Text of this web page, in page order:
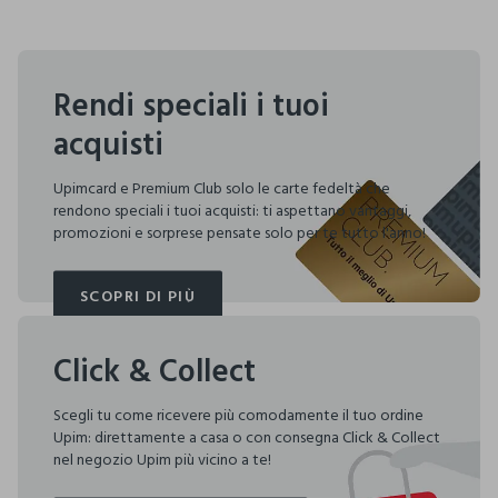
Rendi speciali i tuoi
acquisti
Upimcard e Premium Club solo le carte fedeltà che
rendono speciali i tuoi acquisti: ti aspettano vantaggi,
promozioni e sorprese pensate solo per te tutto l'anno!
SCOPRI DI PIÙ
SCOPRI DI PIÙ
Click & Collect
Scegli tu come ricevere più comodamente il tuo ordine
Upim: direttamente a casa o con consegna Click & Collect
nel negozio Upim più vicino a te!